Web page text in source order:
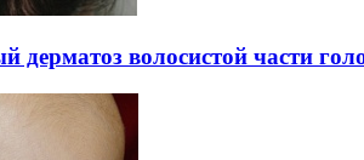
дерматоз волосистой части